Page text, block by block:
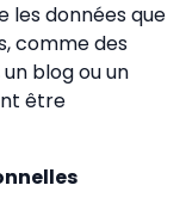
les données que
comme des
blog ou un
être